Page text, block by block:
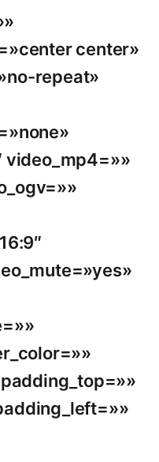
center»
repeat»
video_mp4=»»